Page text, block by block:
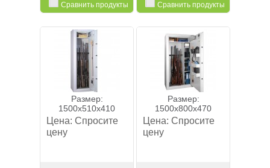
Смотреть
Сравнить продукты
Смотреть
Сравнить продукты
Размер:
1500x510x410
Цена: Спросите
цену
Размер:
1500x800x470
Цена: Спросите
цену